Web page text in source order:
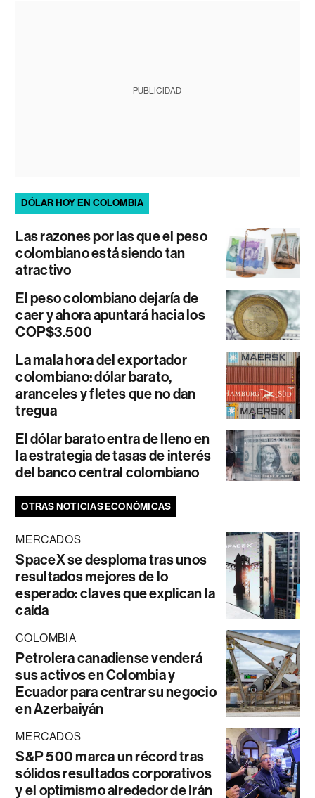
PUBLICIDAD
DÓLAR HOY EN COLOMBIA
Las razones por las que el peso
colombiano está siendo tan
atractivo
El peso colombiano dejaría de
caer y ahora apuntará hacia los
COP$3.500
La mala hora del exportador
colombiano: dólar barato,
aranceles y fletes que no dan
tregua
El dólar barato entra de lleno en
la estrategia de tasas de interés
del banco central colombiano
OTRAS NOTICIAS ECONÓMICAS
MERCADOS
SpaceX se desploma tras unos
resultados mejores de lo
esperado: claves que explican la
caída
COLOMBIA
Petrolera canadiense venderá
sus activos en Colombia y
Ecuador para centrar su negocio
en Azerbaiyán
MERCADOS
S&P 500 marca un récord tras
sólidos resultados corporativos
y el optimismo alrededor de Irán